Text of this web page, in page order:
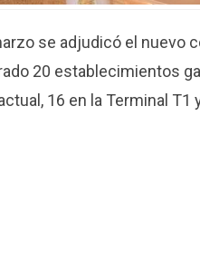
se adjudicó el nuevo
20 establecimientos
16 en la Terminal T1